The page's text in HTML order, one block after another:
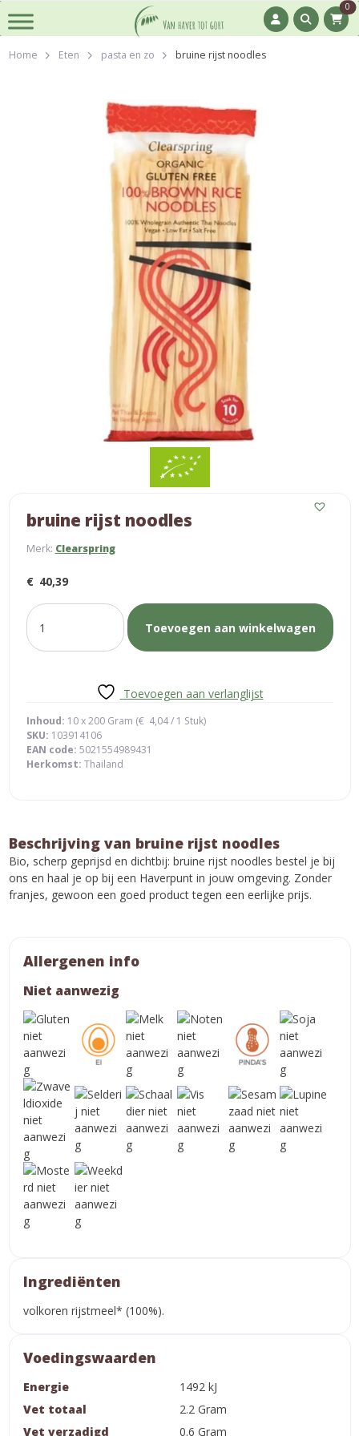
0
Home Eten pasta en zo bruine rijst noodles
bruine rijst noodles
Merk: Clearspring
€ 40,39
bruine
rijst
noodles
Toevoegen aan winkelwagen
Toevoegen aan verlanglijst
Inhoud: 10 x 200 Gram (€ 4,04/ 1 Stuk)
SKU: 103914106
EAN code: 5021554989431
Herkomst: Thailand
Beschrijving van bruine rijst noodles
Bio, scherp geprijsd en dichtbij: bruine rijst noodles bestel je bij
ons en haal je op bij een Haverpunt in jouw omgeving. Zonder
franjes, gewoon een goed product tegen een eerlijke prijs.
Allergenen info
Niet aanwezig
Ingrediënten
volkoren rijstmeel* (100%).
Voedingswaarden
Energie
1492 kJ
Vet totaal
2.2 Gram
Vet verzadigd
0.6 Gram